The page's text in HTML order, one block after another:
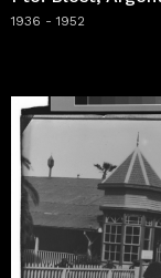
1936 - 1952